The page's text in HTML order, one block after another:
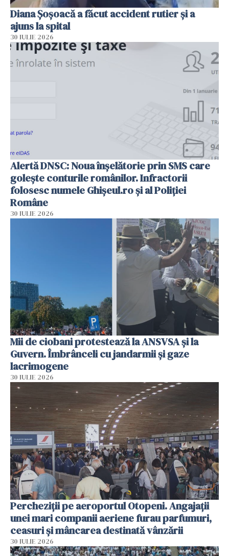
Diana Șoșoacă a făcut accident rutier și a
ajuns la spital
30 IULIE 2026
Alertă DNSC: Noua înșelătorie prin SMS care
golește conturile românilor. Infractorii
folosesc numele Ghișeul.ro și al Poliției
Române
30 IULIE 2026
Mii de ciobani protestează la ANSVSA și la
Guvern. Îmbrânceli cu jandarmii și gaze
lacrimogene
30 IULIE 2026
Percheziții pe aeroportul Otopeni. Angajații
unei mari companii aeriene furau parfumuri,
ceasuri și mâncarea destinată vânzării
30 IULIE 2026